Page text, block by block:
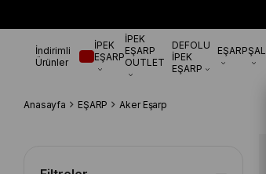
İndirimli
Ürünler
İPEK
EŞARP
İPEK
EŞARP
OUTLET
DEFOLU
İPEK
EŞARP
EŞARPŞAL
Anasayfa EŞARP Aker Eşarp